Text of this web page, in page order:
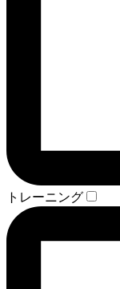
トレーニング